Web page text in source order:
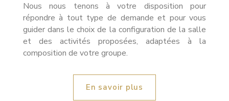
Nous nous tenons à votre disposition pour
répondre à tout type de demande et pour vous
guider dans le choix de la configuration de la salle
et des activités proposées, adaptées à la
composition de votre groupe.
En savoir plus